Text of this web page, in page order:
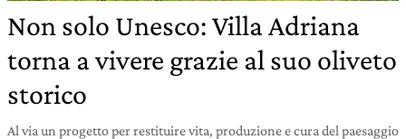
Non solo Unesco: Villa Adriana
torna a vivere grazie al suo oliveto
storico
Al via un progetto per restituire vita, produzione e cura del paesaggio